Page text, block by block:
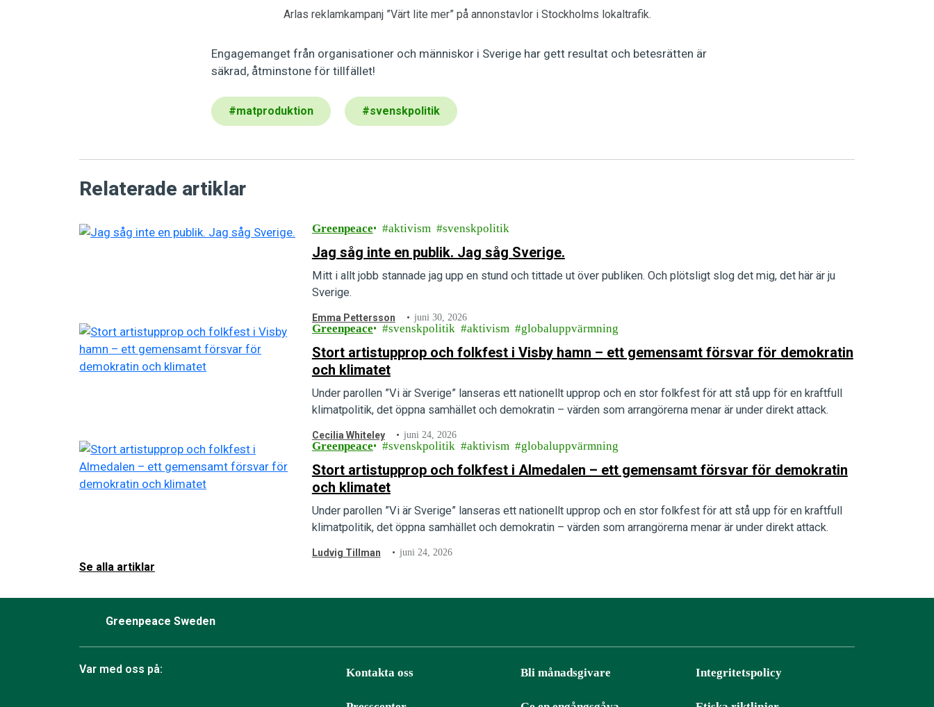
Arlas reklamkampanj ”Värt lite mer” på annonstavlor i Stockholms lokaltrafik.
Engagemanget från organisationer och människor i Sverige har gett resultat och betesrätten är
säkrad, åtminstone för tillfället!
#matproduktion #svenskpolitik
Relaterade artiklar
Greenpeace aktivism svenskpolitik
Jag såg inte en publik. Jag såg Sverige.
Mitt i allt jobb stannade jag upp en stund och tittade ut över publiken. Och plötsligt slog det mig, det här är ju
Sverige.
Emma Pettersson juni 30, 2026
Greenpeace svenskpolitik aktivism globaluppvärmning
Stort artistupprop och folkfest i Visby hamn – ett gemensamt försvar för demokratin
och klimatet
Under parollen ”Vi är Sverige” lanseras ett nationellt upprop och en stor folkfest för att stå upp för en kraftfull
klimatpolitik, det öppna samhället och demokratin – värden som arrangörerna menar är under direkt attack.
Cecilia Whiteley juni 24, 2026
Greenpeace svenskpolitik aktivism globaluppvärmning
Stort artistupprop och folkfest i Almedalen – ett gemensamt försvar för demokratin
och klimatet
Under parollen ”Vi är Sverige” lanseras ett nationellt upprop och en stor folkfest för att stå upp för en kraftfull
klimatpolitik, det öppna samhället och demokratin – värden som arrangörerna menar är under direkt attack.
Ludvig Tillman juni 24, 2026
Se alla artiklar
Greenpeace Sweden
Var med oss på: Kontakta oss Bli månadsgivare Integritetspolicy